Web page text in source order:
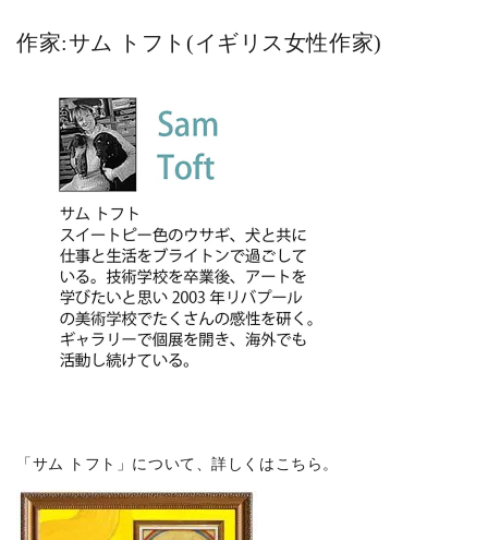
作家:サム トフト(イギリス女性作家)
「サム トフト」について、詳しくはこちら。